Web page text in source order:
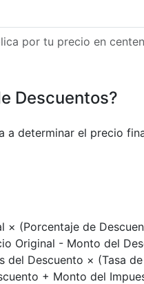
por tu precio en
Descuentos?
a determinar el precio
× (Porcentaje de
Original - Monto del
del Descuento × (Tasa
+ Monto del